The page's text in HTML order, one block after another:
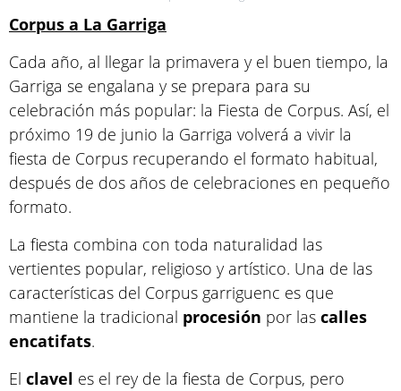
Corpus a La Garriga
Cada año, al llegar la primavera y el buen tiempo, la
Garriga se engalana y se prepara para su
celebración más popular: la Fiesta de Corpus. Así, el
próximo 19 de junio la Garriga volverá a vivir la
fiesta de Corpus recuperando el formato habitual,
después de dos años de celebraciones en pequeño
formato.
La fiesta combina con toda naturalidad las
vertientes popular, religioso y artístico. Una de las
características del Corpus garriguenc es que
mantiene la tradicional procesión por las calles
encatifats.
El clavel es el rey de la fiesta de Corpus, pero